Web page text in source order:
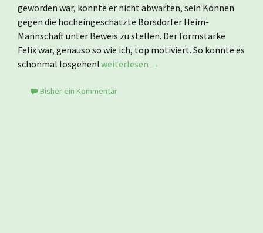
geworden war, konnte er nicht abwarten, sein Können
gegen die hocheingeschätzte Borsdorfer Heim-
Mannschaft unter Beweis zu stellen. Der formstarke
Felix war, genauso so wie ich, top motiviert. So konnte es
schonmal losgehen! Zweiter Saisonsieg in Borsdorf – Jugend
weiterlesen →
Bisher ein Kommentar